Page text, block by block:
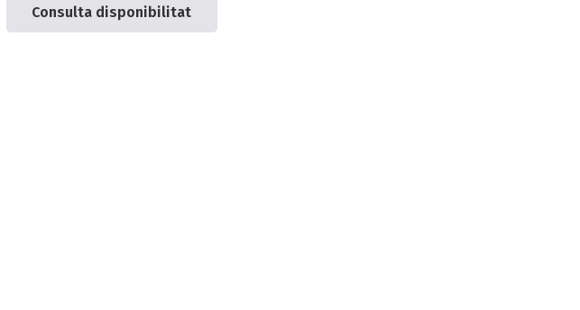
Consulta disponibilitat